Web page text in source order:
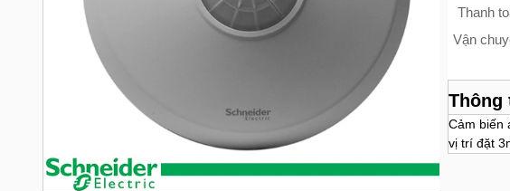
Thanh
Vận
Thông
Cảm biến
vị trí đặt